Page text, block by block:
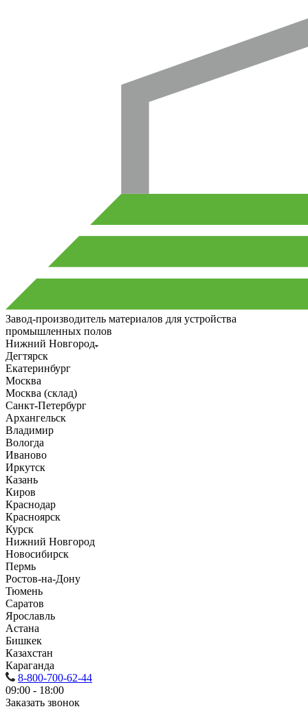
Завод-производитель материалов для устройства
промышленных полов
Нижний Новгород
Дегтярск
Екатеринбург
Москва
Москва (склад)
Санкт-Петербург
Архангельск
Владимир
Вологда
Иваново
Иркутск
Казань
Киров
Краснодар
Красноярск
Курск
Нижний Новгород
Новосибирск
Пермь
Ростов-на-Дону
Тюмень
Саратов
Ярославль
Астана
Бишкек
Казахстан
Караганда
8-800-700-62-44
09:00 - 18:00
Заказать звонок